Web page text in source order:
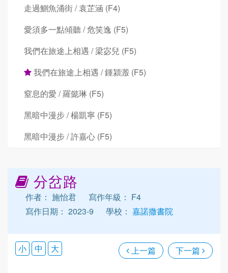
走過鰂魚涌街 / 袁芷涵 (F4)
愛須多一點傾聽 / 危笑逸 (F5)
我們在旅途上相遇 / 梁宓兒 (F5)
我們在旅途上相遇 / 鍾潁溵 (F5)
窒息的愛 / 羅懿琳 (F5)
黑暗中漫步 / 楊凱寧 (F5)
黑暗中漫步 / 許嘉心 (F5)
分岔路
作者： 施怡君
寫作年級： F4
寫作日期： 2023-9
學校： 嘉諾撒書院
上一篇 下一篇
小 中 大